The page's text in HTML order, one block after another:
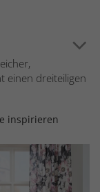
einen dreiteiligen
inspirieren